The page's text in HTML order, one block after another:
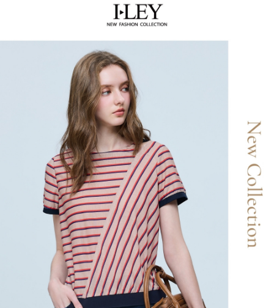
消。如遇「轉專審核」未通過狀況，表示未達大哥付你分期系統評分，恕無
2.透過簡訊連結打開帳單後，可選擇「超商條碼／台灣大直營門市／銀行轉
帳／街口支付／iPASS MONEY」等通路繳費。
1.本服務係由「台灣大哥大股份有限公司」（以下簡稱本公司）所提供，讓
用戶於交易時，得透過本服務購買商品或服務，並由商店將買賣／分期付款
買賣價金債權讓與本公司後，依約使用本公司帳單繳交帳款。
2.基於同意付款使用「大哥付你分期」之契約關係目的，商店將以您的個人
資料（包含姓名、電話或地址）提供予台灣大哥大進項蒐集、處理及利用，
由本公司與您本人進行分期帳單所需資料之確認、核對及更正。
3.完整用戶服務條款，請詳閱以下連結： https://oppay.tw/userRule
１．簡單：不需註冊會員、不需綁卡、不需儲值。
２．便利：只要手機號碼，簡訊認證，即可結帳。
３．安心：先確認商品／服務後，再付款。
【「AFTEE先享後付」結帳流程】
１．於結帳方式選擇「AFTEE先享後付」後，將跳轉至「AFTEE先享後付」
結帳頁面，進行簡訊認證並確認金額後，即可完成結帳。
２．訂單成立數日內，您將收到繳費通知簡訊。
３．收到繳費通知簡訊後14天內，點擊此簡訊中的連結，可透過四大超商／
ATM／網路銀行／等多元方式進行付款，方視為交易完成。
※ 請注意：結帳手續完成當下不需立刻繳費，但若您需要取消訂單，請聯絡
購買商品的店家。未經商家同意取消之訂單仍視為有效，需透過AFTEE先享
後付繳納相關費用。
※ 交易是否成功請以「AFTEE先享後付 」之結帳頁面顯示為準，若有關於
是否繳費成功／繳費後需取消欲退款等相關疑問，請聯繫「AFTEE先享後付
客戶支援中心」https://netprotections.freshdesk.com/support/home
【注意事項】
１．透過由恩沛科技股份有限公司提供之「AFTEE先享後付」服務完成之交
易，需依本服務之必要範圍內提供個人資料，並將交易相關給付款項請求債
權轉讓予恩沛科技股份有限公司。
２．關於個人資料處理事宜，請瀏覽以下網址：
https://aftee.tw/terms/#terms3
３．未成年的使用者請事先徵得法定代理人或監護人之同意方可使用
「AFTEE先享後付」，若未經同意申辦者引起之損失，本公司不負相關責
４．使用「AFTEE先享後付」時，將依據個別帳號之用戶狀況，依本公司即
時審查核予不同之上限額度；若仍有額度不足之情形，本公司將視審查結果
每筆NT$120，滿NT$2,500(含以上)免運費
每筆NT$120，滿NT$2,500(含以上)免運費
每筆NT$120，滿NT$2,500(含以上)免運費
付款後萊爾富取貨
每筆NT$120，滿NT$2,500(含以上)免運費
7-11取貨付款
每筆NT$120，滿NT$2,500(含以上)免運費
付款後7-11取貨
每筆NT$120，滿NT$2,500(含以上)免運費
每筆NT$120，滿NT$2,500(含以上)免運費
每筆NT$120，滿NT$2,500(含以上)免運費